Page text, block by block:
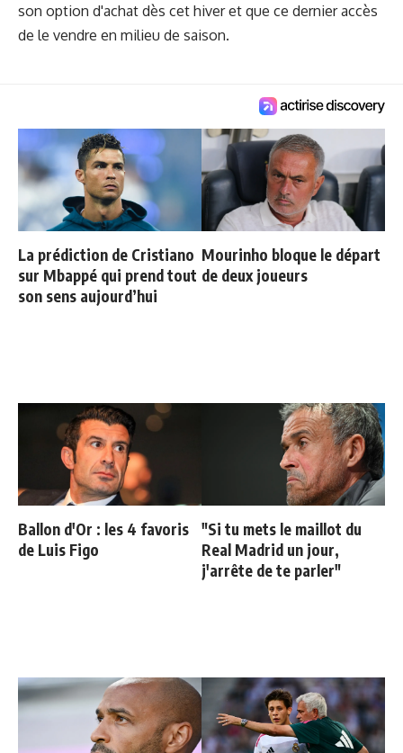
son option d'achat dès cet hiver et que ce dernier accès
de le vendre en milieu de saison.
La prédiction de Cristiano
sur Mbappé qui prend tout
son sens aujourd’hui
Mourinho bloque le départ
de deux joueurs
Ballon d'Or : les 4 favoris
de Luis Figo
"Si tu mets le maillot du
Real Madrid un jour,
j'arrête de te parler"